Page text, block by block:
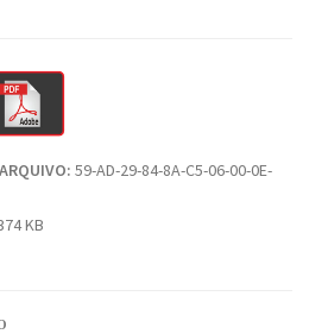
59-AD-29-84-8A-C5-06-00-0E-
KB